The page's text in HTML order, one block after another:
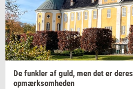
De funk­ler af guld, men det er deres
op­mærk­som­he­den